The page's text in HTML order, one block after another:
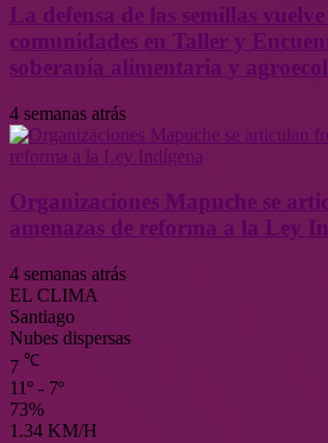
La defensa de las semillas
comunidades en Taller y
soberanía alimentaria y
4 semanas atrás
Organizaciones Mapuche se
amenazas de reforma a la Ley
4 semanas atrás
EL CLIMA
Santiago
Nubes dispersas
7 ℃
11º - 7º
73%
1.34 KM/H